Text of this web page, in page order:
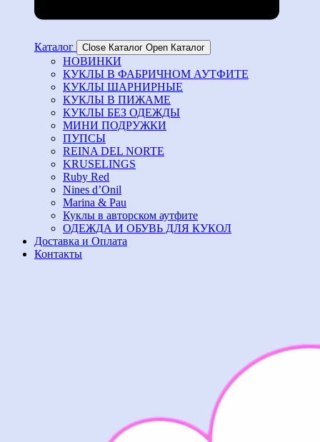
Каталог Close Каталог Open Каталог
НОВИНКИ
КУКЛЫ В ФАБРИЧНОМ АУТФИТЕ
КУКЛЫ ШАРНИРНЫЕ
КУКЛЫ В ПИЖАМЕ
КУКЛЫ БЕЗ ОДЕЖДЫ
МИНИ ПОДРУЖКИ
ПУПСЫ
REINA DEL NORTE
KRUSELINGS
Ruby Red
Nines d’Onil
Marina & Pau
Куклы в авторском аутфите
ОДЕЖДА И ОБУВЬ ДЛЯ КУКОЛ
Доставка и Оплата
Контакты